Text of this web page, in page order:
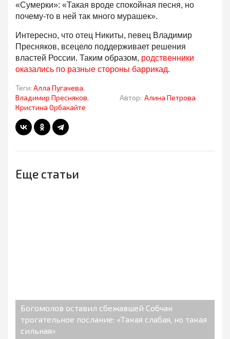
«Сумерки»: «Такая вроде спокойная песня, но
почему-то в ней так много мурашек».
Интересно, что отец Никиты, певец Владимир
Пресняков, всецело поддерживает решения
властей России. Таким образом, родственники
оказались по разные стороны баррикад.
Теги: Алла Пугачева,
Владимир Пресняков,
Кристина Орбакайте
Автор: Алина Петрова
Еще статьи
Богомолов оставил сбежавшей Собчак
трогательное послание: «Такая слабая, но такая
сильная»